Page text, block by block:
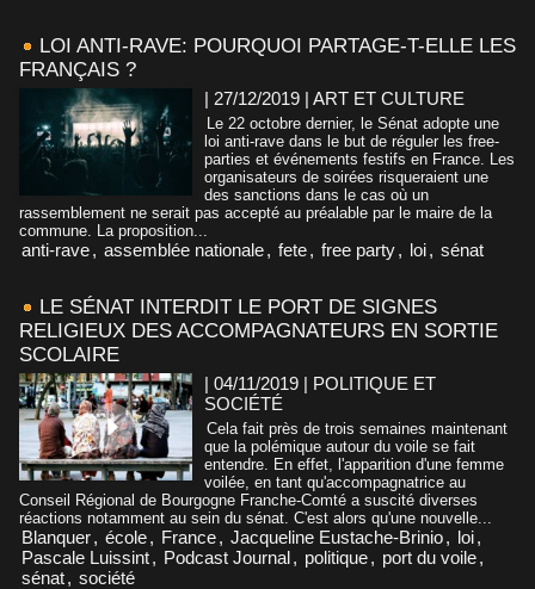
LOI ANTI-RAVE: POURQUOI PARTAGE-T-ELLE LES
FRANÇAIS ?
| 27/12/2019 | ART ET CULTURE
Le 22 octobre dernier, le Sénat adopte une
loi anti-rave dans le but de réguler les free-
parties et événements festifs en France. Les
organisateurs de soirées risqueraient une
des sanctions dans le cas où un
rassemblement ne serait pas accepté au préalable par le maire de la
commune. La proposition...
anti-rave, assemblée nationale, fete, free party, loi, sénat
LE SÉNAT INTERDIT LE PORT DE SIGNES
RELIGIEUX DES ACCOMPAGNATEURS EN SORTIE
SCOLAIRE
| 04/11/2019 | POLITIQUE ET
SOCIÉTÉ
Cela fait près de trois semaines maintenant
que la polémique autour du voile se fait
entendre. En effet, l'apparition d'une femme
voilée, en tant qu'accompagnatrice au
Conseil Régional de Bourgogne Franche-Comté a suscité diverses
réactions notamment au sein du sénat. C'est alors qu'une nouvelle...
Blanquer, école, France, Jacqueline Eustache-Brinio, loi,
Pascale Luissint, Podcast Journal, politique, port du voile,
sénat, société